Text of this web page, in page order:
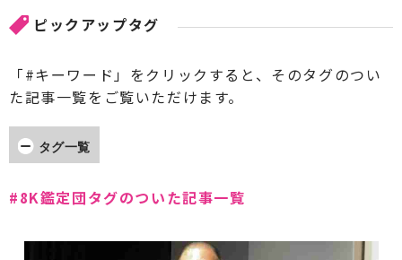
ピックアップタグ
「#キーワード」をクリックすると、そのタグのつい
た記事一覧をご覧いただけます。
タグ一覧
#SONY
#8K鑑定団タグのついた記事一覧